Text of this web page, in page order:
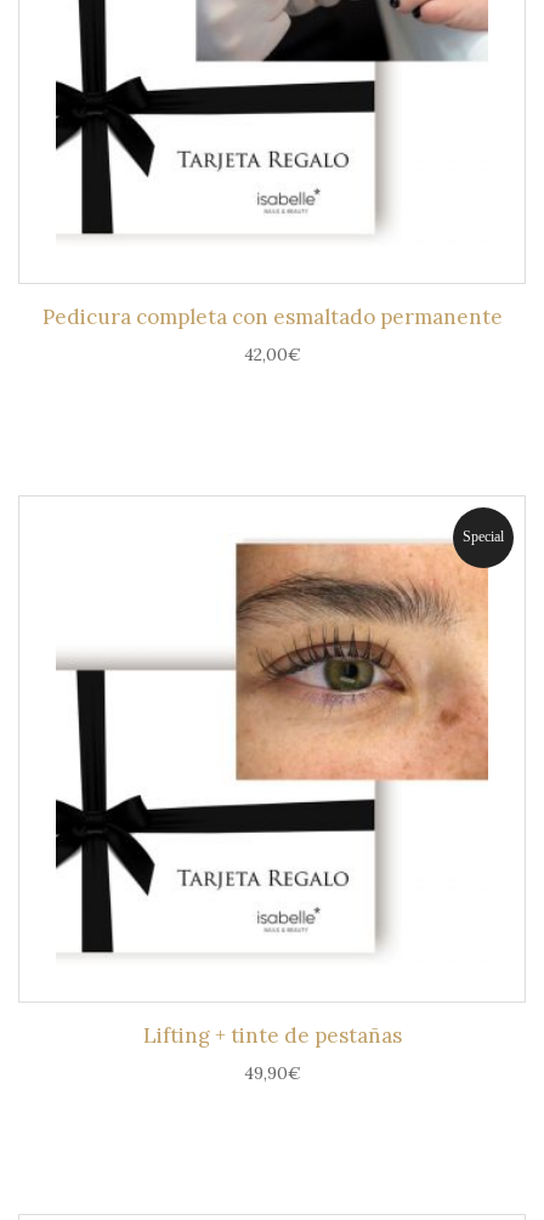
Pedicura completa con esmaltado permanente
42,00€
Special
Lifting + tinte de pestañas
49,90€